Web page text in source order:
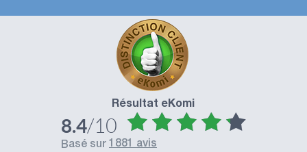
Résultat eKomi
8.4/10
basé sur 1881 avis